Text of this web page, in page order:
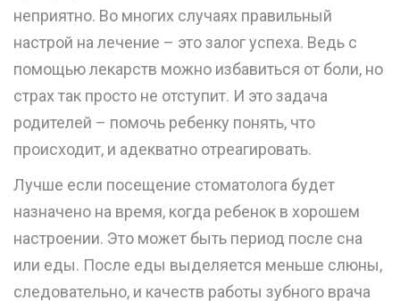
неприятно. Во многих случаях правильный
настрой на лечение – это залог успеха. Ведь с
помощью лекарств можно избавиться от боли, но
страх так просто не отступит. И это задача
родителей – помочь ребенку понять, что
происходит, и адекватно отреагировать.
Лучше если посещение стоматолога будет
назначено на время, когда ребенок в хорошем
настроении. Это может быть период после сна
или еды. После еды выделяется меньше слюны,
следовательно, и качеств работы зубного врача